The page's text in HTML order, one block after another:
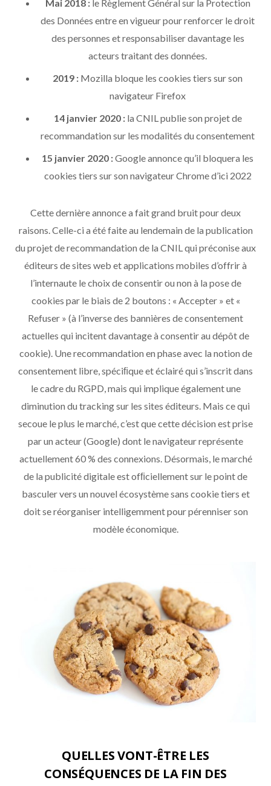
Mai 2018 :le Règlement Général sur la Protection
des Données entre en vigueur pour renforcer le droit
des personnes et responsabiliser davantage les
acteurs traitant des données.
2019 : Mozilla bloque les cookies tiers sur son
navigateur Firefox
14 janvier 2020 :la CNIL publie son projet de
recommandation sur les modalités du consentement
15 janvier 2020 :Google annonce qu’il bloquera les
cookies tiers sur son navigateur Chrome d’ici 2022
Cette dernière annonce a fait grand bruit pour deux
raisons. Celle-ci a été faite au lendemain de la publication
du projet de recommandation de la CNIL qui préconise aux
éditeurs de sites web et applications mobiles d’offrir à
l’internaute le choix de consentir ou non à la pose de
cookies par le biais de 2 boutons : « Accepter » et «
Refuser » (à l’inverse des bannières de consentement
actuelles qui incitent davantage à consentir au dépôt de
cookie). Une recommandation en phase avec la notion de
consentement libre, spéciﬁque et éclairé qui s’inscrit dans
le cadre du RGPD, mais qui implique également une
diminution du tracking sur les sites éditeurs. Mais ce qui
secoue le plus le marché, c’est que cette décision est prise
par un acteur (Google) dont le navigateur représente
actuellement 60 % des connexions. Désormais, le marché
de la publicité digitale est ofﬁciellement sur le point de
basculer vers un nouvel écosystème sans cookie tiers et
doit se réorganiser intelligemment pour pérenniser son
modèle économique.
QUELLES VONT-ÊTRE LES
CONSÉQUENCES DE LA FIN DES